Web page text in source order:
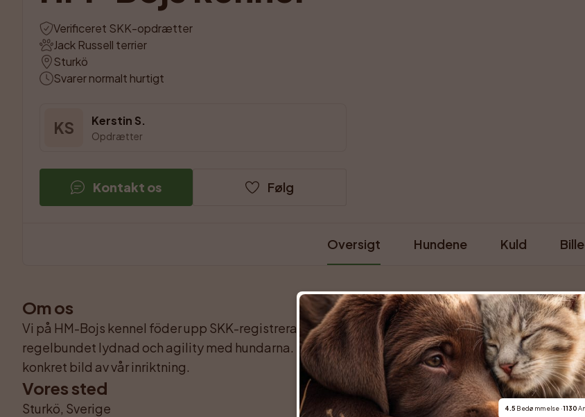
Verificeret SKK-opdrætter
Jack Russell terrier
Sturkö
Svarer normalt hurtigt
KS Kerstin S.
Opdrætter
Kontakt os Følg
Oversigt Hundene Kuld
Om os
Vi på HM-Bojs kennel föder upp SKK-registrerad Jack russell terrier i hemmiljö på Sturkö i
regelbundet lydnad och agility med hundarna. Hemmiljön, den precisa platsen och de två
konkret bild av vår inriktning.
Vores sted
Sturkö, Sverige 4.5 Bedømmelse · 1130